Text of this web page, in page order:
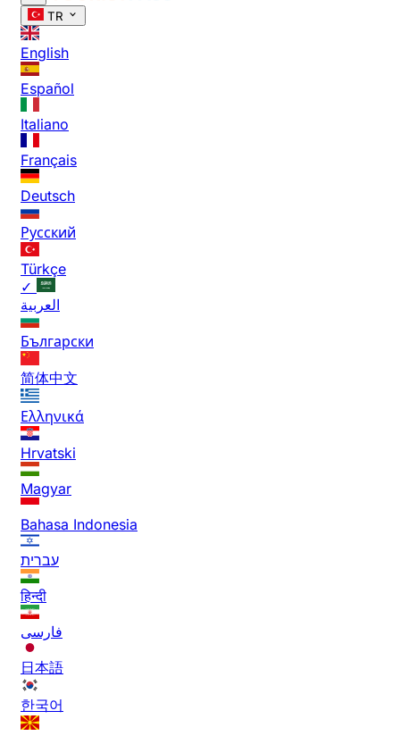
TR
English
Español
Italiano
Français
Deutsch
Русский
Türkçe
✓
العربية
Български
简体中文
Ελληνικά
Hrvatski
Magyar
Bahasa Indonesia
עברית
हिन्दी
فارسی
日本語
한국어